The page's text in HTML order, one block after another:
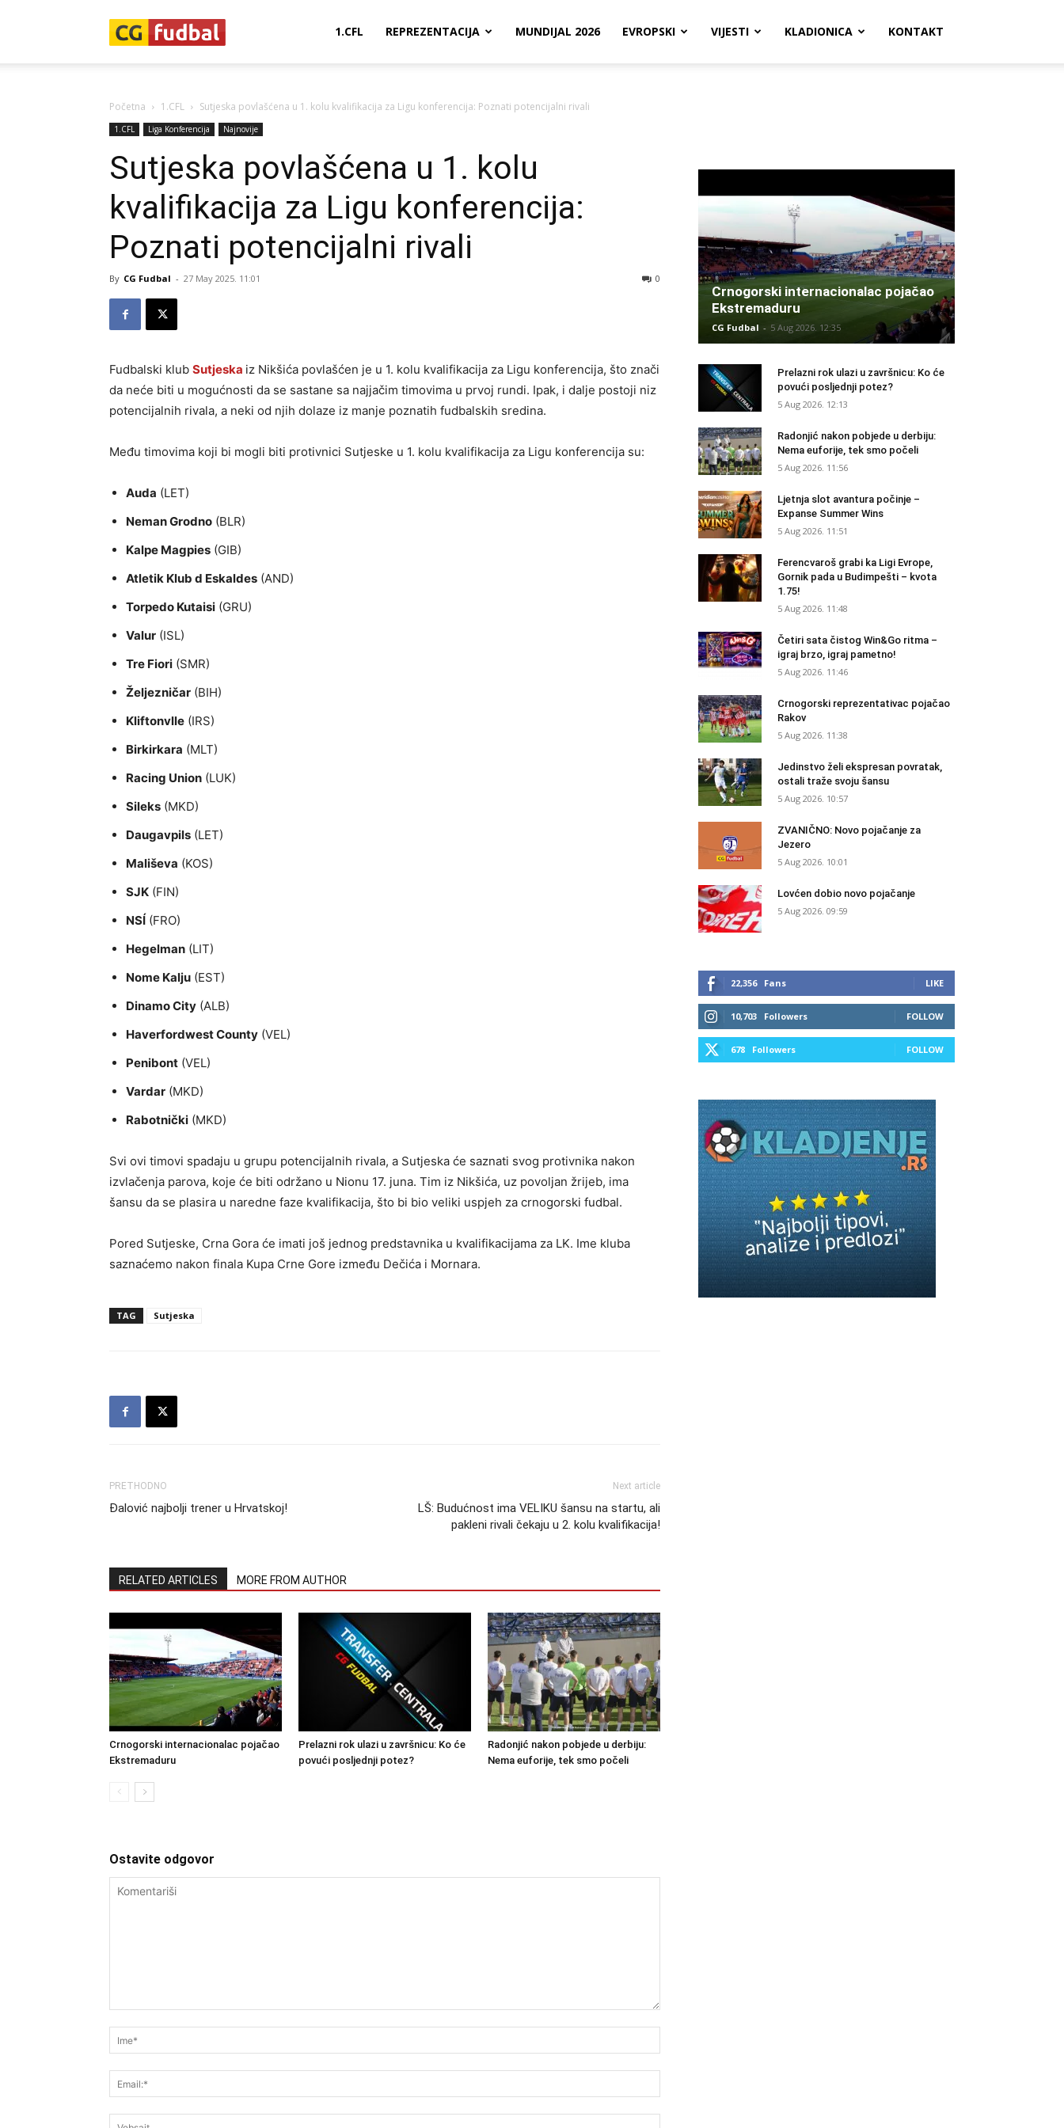
1.CFL REPREZENTACIJA MUNDIJAL 2026 EVROPSKI VIJESTI KLADIONICA KONTAKT
Početna 1.CFL Sutjeska povlašćena u 1. kolu kvalifikacija za Ligu konferencija: Poznati potencijalni rivali
1.CFL Liga Konferencija Najnovije
Sutjeska povlašćena u 1. kolu
kvalifikacija za Ligu konferencija:
Poznati potencijalni rivali
By CG Fudbal - 27 May 2025. 11:01 0
Fudbalski klub Sutjeska iz Nikšića povlašćen je u 1. kolu kvalifikacija za Ligu konferencija, što znači
da neće biti u mogućnosti da se sastane sa najjačim timovima u prvoj rundi. Ipak, i dalje postoji niz
potencijalnih rivala, a neki od njih dolaze iz manje poznatih fudbalskih sredina.
Među timovima koji bi mogli biti protivnici Sutjeske u 1. kolu kvalifikacija za Ligu konferencija su:
Auda (LET)
Neman Grodno (BLR)
Kalpe Magpies (GIB)
Atletik Klub d Eskaldes (AND)
Torpedo Kutaisi (GRU)
Valur (ISL)
Tre Fiori (SMR)
Željezničar (BIH)
Kliftonvlle (IRS)
Birkirkara (MLT)
Racing Union (LUK)
Sileks (MKD)
Daugavpils (LET)
Mališeva (KOS)
SJK (FIN)
NSÍ (FRO)
Hegelman (LIT)
Nome Kalju (EST)
Dinamo City (ALB)
Haverfordwest County (VEL)
Penibont (VEL)
Vardar (MKD)
Rabotnički (MKD)
Svi ovi timovi spadaju u grupu potencijalnih rivala, a Sutjeska će saznati svog protivnika nakon
izvlačenja parova, koje će biti održano u Nionu 17. juna. Tim iz Nikšića, uz povoljan žrijeb, ima
šansu da se plasira u naredne faze kvalifikacija, što bi bio veliki uspjeh za crnogorski fudbal.
Pored Sutjeske, Crna Gora će imati još jednog predstavnika u kvalifikacijama za LK. Ime kluba
saznaćemo nakon finala Kupa Crne Gore između Dečića i Mornara.
TAG Sutjeska
PRETHODNO
Đalović najbolji trener u Hrvatskoj!
Next article
LŠ: Budućnost ima VELIKU šansu na startu, ali
pakleni rivali čekaju u 2. kolu kvalifikacija!
RELATED ARTICLES MORE FROM AUTHOR
Crnogorski internacionalac pojačao
Ekstremaduru
Prelazni rok ulazi u završnicu: Ko će
povući posljednji potez?
Radonjić nakon pobjede u derbiju:
Nema euforije, tek smo počeli
Ostavite odgovor
Crnogorski internacionalac pojačao
Ekstremaduru
CG Fudbal - 5 Aug 2026. 12:35
Prelazni rok ulazi u završnicu: Ko će
povući posljednji potez?
5 Aug 2026. 12:13
Radonjić nakon pobjede u derbiju:
Nema euforije, tek smo počeli
5 Aug 2026. 11:56
Ljetnja slot avantura počinje –
Expanse Summer Wins
5 Aug 2026. 11:51
Ferencvaroš grabi ka Ligi Evrope,
Gornik pada u Budimpešti – kvota
1.75!
5 Aug 2026. 11:48
Četiri sata čistog Win&Go ritma –
igraj brzo, igraj pametno!
5 Aug 2026. 11:46
Crnogorski reprezentativac pojačao
Rakov
5 Aug 2026. 11:38
Jedinstvo želi ekspresan povratak,
ostali traže svoju šansu
5 Aug 2026. 10:57
ZVANIČNO: Novo pojačanje za
Jezero
5 Aug 2026. 10:01
Lovćen dobio novo pojačanje
5 Aug 2026. 09:59
22,356 Fans LIKE
10,703 Followers FOLLOW
678 Followers FOLLOW